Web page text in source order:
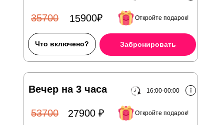
16:00-00:00
Вечер на 3 часа
53700 27900 ₽ Откройте подарок!
Забронировать
Что включено?
35700 15900₽ Откройте подарок!